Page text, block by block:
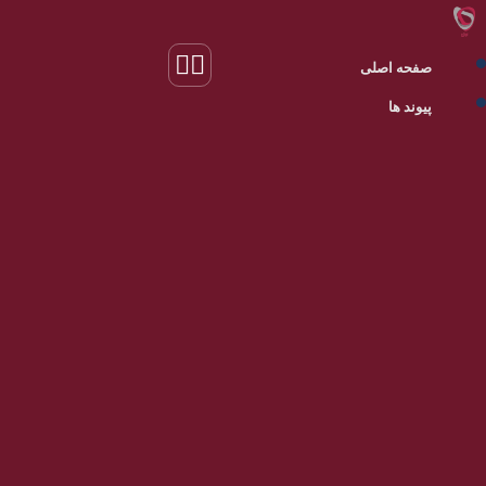
صفحه اصلی
پیوند ها